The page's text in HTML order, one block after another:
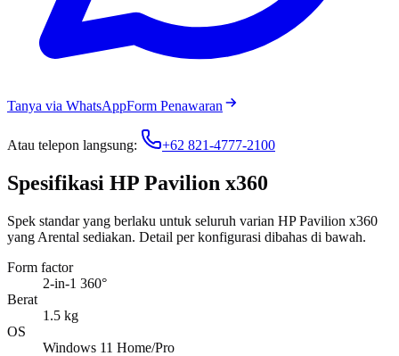
Tanya via WhatsAppForm Penawaran
Atau telepon langsung: +62 821-4777-2100
Spesifikasi HP Pavilion x360
Spek standar yang berlaku untuk seluruh varian HP Pavilion x360
yang Arental sediakan. Detail per konfigurasi dibahas di bawah.
Form factor
2-in-1 360°
Berat
1.5 kg
OS
Windows 11 Home/Pro